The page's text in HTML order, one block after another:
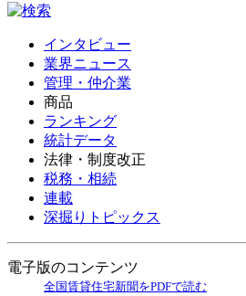
インタビュー
業界ニュース
管理・仲介業
商品
ランキング
統計データ
法律・制度改正
税務・相続
連載
深掘りトピックス
電子版のコンテンツ
全国賃貸住宅新聞をPDFで読む